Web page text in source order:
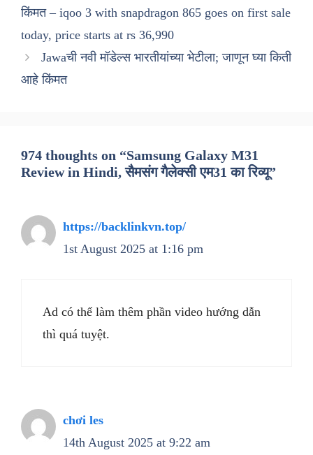
किंमत – iqoo 3 with snapdragon 865 goes on first sale
today, price starts at rs 36,990
Jawaची नवी मॉडेल्स भारतीयांच्या भेटीला; जाणून घ्या किती
आहे किंमत
974 thoughts on “Samsung Galaxy M31
Review in Hindi, सैमसंग गैलेक्सी एम31 का रिव्यू”
https://backlinkvn.top/
1st August 2025 at 1:16 pm
Ad có thể làm thêm phần video hướng dẫn
thì quá tuyệt.
chơi les
14th August 2025 at 9:22 am